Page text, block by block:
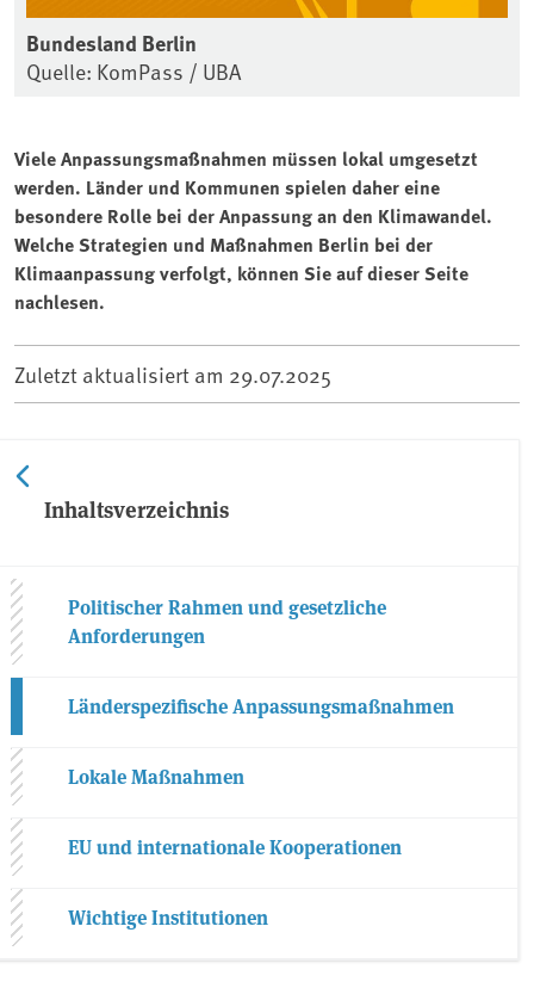
Bundesland Berlin
Quelle: KomPass / UBA
Viele Anpassungsmaßnahmen müssen lokal umgesetzt
werden. Länder und Kommunen spielen daher eine
besondere Rolle bei der Anpassung an den Klimawandel.
Welche Strategien und Maßnahmen Berlin bei der
Klimaanpassung verfolgt, können Sie auf dieser Seite
nachlesen.
Zuletzt aktualisiert am 29.07.2025
Inhaltsverzeichnis
Politischer Rahmen und gesetzliche
Anforderungen
Länderspezifische Anpassungsmaßnahmen
Lokale Maßnahmen
EU und internationale Kooperationen
Wichtige Institutionen